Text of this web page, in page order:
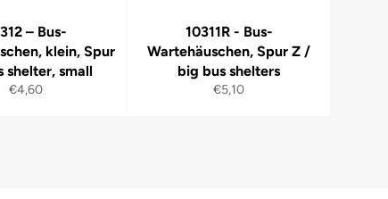
– Bus-
klein, Spur
shelter, small
Normaler
€4,60
10311R - Bus-
Wartehäuschen, Spur Z /
big bus shelters
Normaler
€5,10